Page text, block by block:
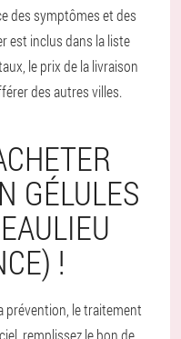
des symptômes et des
est inclus dans la liste
le prix de la livraison
des autres villes.
GÉLULES
!
prévention, le traitement
remplissez le bon de